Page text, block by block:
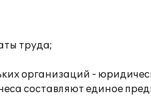
труда;
организаций -
составляют единое